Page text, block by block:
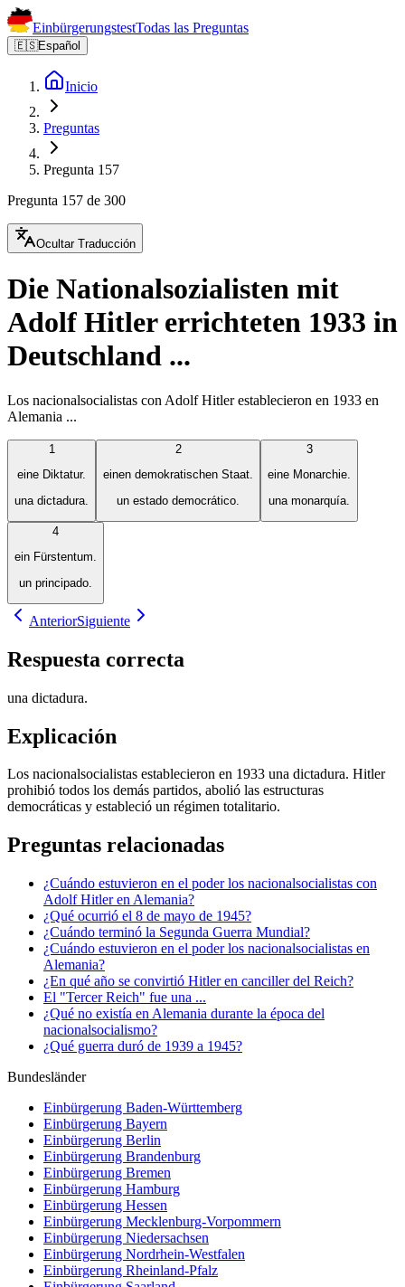
EinbürgerungstestTodas las Preguntas
🇪🇸Español
Inicio
Preguntas
Pregunta 157
Pregunta 157 de 300
Ocultar Traducción
Die Nationalsozialisten mit
Adolf Hitler errichteten 1933 in
Deutschland ...
Los nacionalsocialistas con Adolf Hitler establecieron en 1933 en
Alemania ...
1
eine Diktatur.
una dictadura.
2
einen demokratischen Staat.
un estado democrático.
3
eine Monarchie.
una monarquía.
4
ein Fürstentum.
un principado.
AnteriorSiguiente
Respuesta correcta
una dictadura.
Explicación
Los nacionalsocialistas establecieron en 1933 una dictadura. Hitler
prohibió todos los demás partidos, abolió las estructuras
democráticas y estableció un régimen totalitario.
Preguntas relacionadas
¿Cuándo estuvieron en el poder los nacionalsocialistas con
Adolf Hitler en Alemania?
¿Qué ocurrió el 8 de mayo de 1945?
¿Cuándo terminó la Segunda Guerra Mundial?
¿Cuándo estuvieron en el poder los nacionalsocialistas en
Alemania?
¿En qué año se convirtió Hitler en canciller del Reich?
El "Tercer Reich" fue una ...
¿Qué no existía en Alemania durante la época del
nacionalsocialismo?
¿Qué guerra duró de 1939 a 1945?
Bundesländer
Einbürgerung Baden-Württemberg
Einbürgerung Bayern
Einbürgerung Berlin
Einbürgerung Brandenburg
Einbürgerung Bremen
Einbürgerung Hamburg
Einbürgerung Hessen
Einbürgerung Mecklenburg-Vorpommern
Einbürgerung Niedersachsen
Einbürgerung Nordrhein-Westfalen
Einbürgerung Rheinland-Pfalz